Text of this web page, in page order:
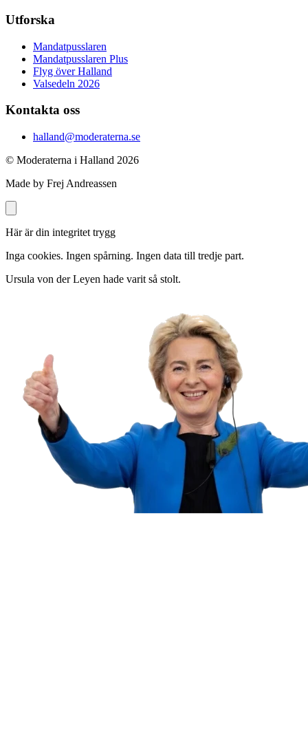
Utforska
Mandatpusslaren
Mandatpusslaren Plus
Flyg över Halland
Valsedeln 2026
Kontakta oss
halland@moderaterna.se
© Moderaterna i Halland 2026
Made by Frej Andreassen
Här är din integritet trygg
Inga cookies. Ingen spårning. Ingen data till tredje part.
Ursula von der Leyen hade varit så stolt.